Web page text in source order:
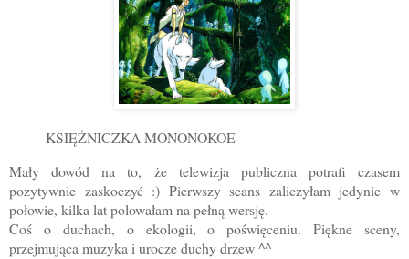
KSIĘŻNICZKA MONONOKOE
Mały dowód na to, że telewizja publiczna potrafi czasem
pozytywnie zaskoczyć :) Pierwszy seans zaliczyłam jedynie w
połowie, kilka lat polowałam na pełną wersję.
Coś o duchach, o ekologii, o poświęceniu. Piękne sceny,
przejmująca muzyka i urocze duchy drzew ^^